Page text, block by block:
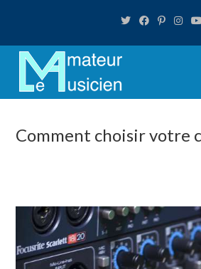
content
Comment choisir votre